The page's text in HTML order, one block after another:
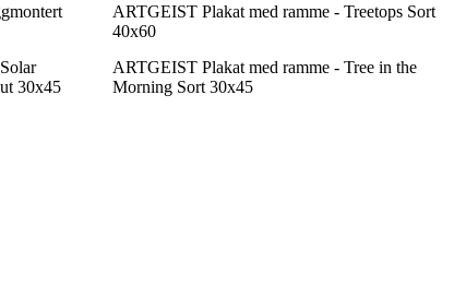
ARTGEIST Plakat med ramme - Treetops Sort
40x60
30x45
ARTGEIST Plakat med ramme - Tree in the
Morning Sort 30x45